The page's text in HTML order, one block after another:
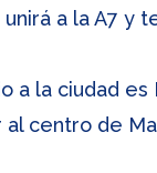
a la A7 y
a la ciudad
al centro de